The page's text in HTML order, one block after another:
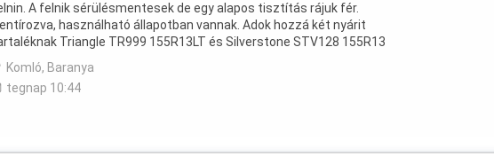
A felnik sérülésmentesek de egy alapos tisztítás rájuk fér.
használható állapotban vannak. Adok hozzá két nyárit
Triangle TR999 155R13LT és Silverstone STV128 155R13
típusok, ezek is jók, Polo autón ...
Komló, Baranya
tegnap 10:44